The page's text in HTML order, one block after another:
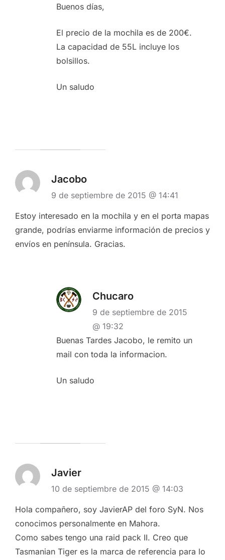
Buenos días,
El precio de la mochila es de 200€.
La capacidad de 55L incluye los
bolsillos.
Un saludo
Jacobo
9 de septiembre de 2015 @ 14:41
Estoy interesado en la mochila y en el porta mapas
grande, podrías enviarme información de precios y
envíos en península. Gracias.
Chucaro
9 de septiembre de 2015
@ 19:32
Buenas Tardes Jacobo, le remito un
mail con toda la informacion.
Un saludo
Javier
10 de septiembre de 2015 @ 14:03
Hola compañero, soy JavierAP del foro SyN. Nos
conocimos personalmente en Mahora.
Como sabes tengo una raid pack II. Creo que
Tasmanian Tiger es la marca de referencia para lo